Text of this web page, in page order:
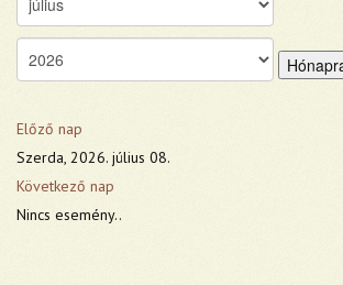
Előző nap
Szerda, 2026. július 08.
Következő nap
Nincs esemény..